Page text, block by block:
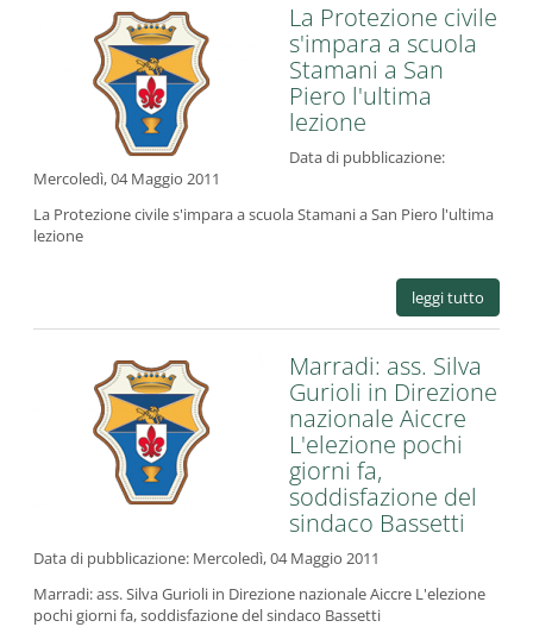
La Protezione civile
s'impara a scuola
Stamani a San
Piero l'ultima
lezione
Data di pubblicazione:
Mercoledì, 04 Maggio 2011
La Protezione civile s'impara a scuola Stamani a San Piero l'ultima
lezione
leggi tutto
Marradi: ass. Silva
Gurioli in Direzione
nazionale Aiccre
L'elezione pochi
giorni fa,
soddisfazione del
sindaco Bassetti
Data di pubblicazione: Mercoledì, 04 Maggio 2011
Marradi: ass. Silva Gurioli in Direzione nazionale Aiccre L'elezione
pochi giorni fa, soddisfazione del sindaco Bassetti